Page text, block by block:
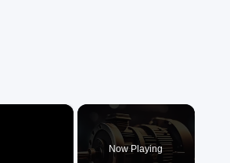
×
Now Playing